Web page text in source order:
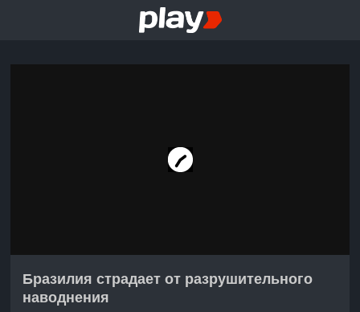
Бразилия страдает от разрушительного
наводнения